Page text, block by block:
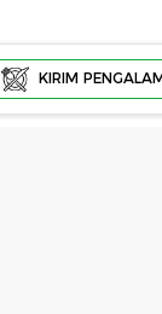
KIRIM